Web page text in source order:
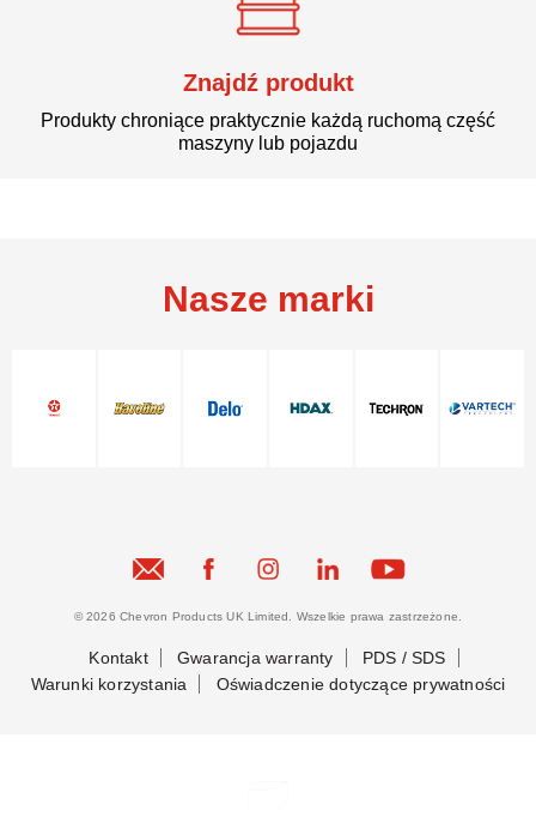
Znajdź produkt
Produkty chroniące praktycznie każdą ruchomą część
maszyny lub pojazdu
Nasze marki
© 2026 Chevron Products UK Limited. Wszelkie prawa zastrzeżone.
Kontakt Gwarancja warranty
PDS / SDS
Warunki korzystania
Oświadczenie dotyczące prywatności